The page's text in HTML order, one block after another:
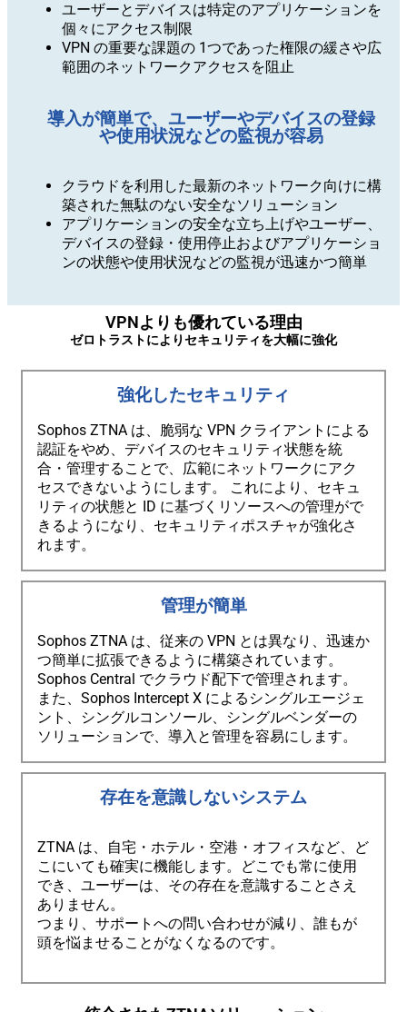
ユーザーとデバイスは特定のアプリケーションを
個々にアクセス制限
VPN の重要な課題の 1つであった権限の緩さや広
範囲のネットワークアクセスを阻止
導入が簡単で、ユーザーやデバイスの登録
や使用状況などの監視が容易
クラウドを利用した最新のネットワーク向けに構
築された無駄のない安全なソリューション
アプリケーションの安全な立ち上げやユーザー、
デバイスの登録・使用停止およびアプリケーショ
ンの状態や使用状況などの監視が迅速かつ簡単
VPNよりも優れている理由
ゼロトラストによりセキュリティを大幅に強化
強化したセキュリティ
Sophos ZTNA は、脆弱な VPN クライアントによる
認証をやめ、デバイスのセキュリティ状態を統
合・管理することで、広範にネットワークにアク
セスできないようにします。 これにより、セキュ
リティの状態と ID に基づくリソースへの管理がで
きるようになり、セキュリティポスチャが強化さ
れます。
管理が簡単
Sophos ZTNA は、従来の VPN とは異なり、迅速か
つ簡単に拡張できるように構築されています。
Sophos Central でクラウド配下で管理されます。
また、Sophos Intercept X によるシングルエージェ
ント、シングルコンソール、シングルベンダーの
ソリューションで、導入と管理を容易にします。
存在を意識しないシステム
ZTNA は、自宅・ホテル・空港・オフィスなど、ど
こにいても確実に機能します。どこでも常に使用
でき、ユーザーは、その存在を意識することさえ
ありません。
つまり、サポートへの問い合わせが減り、誰もが
頭を悩ませることがなくなるのです。